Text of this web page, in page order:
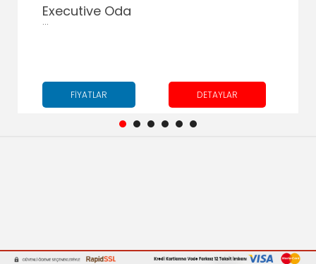
Executive Oda
...
FİYATLAR DETAYLAR